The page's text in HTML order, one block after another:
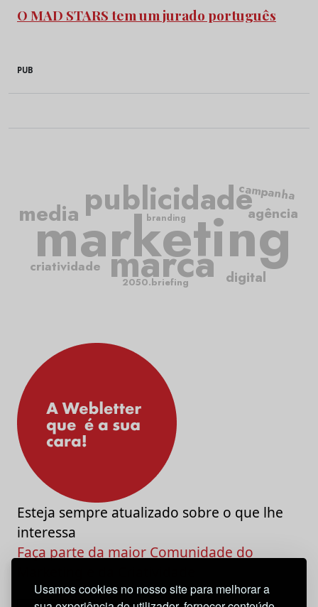
Usamos cookies no nosso site para melhorar a
O MAD STARS tem um jurado português
PUB
marketing
publicidade
marca
criatividade
campanha
media agência
digital
2050.briefing
branding
Esteja sempre atualizado sobre o que lhe
interessa
Faça parte da maior Comunidade do